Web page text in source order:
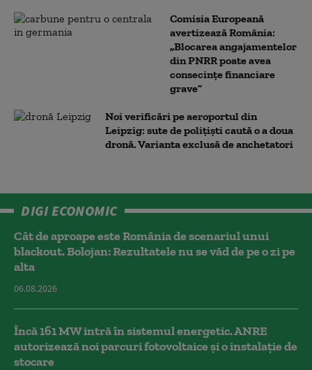
Comisia Europeană
avertizează România:
„Blocarea angajamentelor
din PNRR poate avea
consecințe financiare
grave”
Noi verificări pe aeroportul din
Leipzig: sute de polițiști caută o a doua
dronă. Varianta exclusă de anchetatori
DIGI ECONOMIC
Cât de aproape este România de scenariul unui
blackout. Bolojan: Rezultatele nu se văd de pe o zi pe
alta
06.08.2026
Încă 161 MW intră în sistemul energetic. ANRE
autorizează noi parcuri fotovoltaice și o instalație de
stocare